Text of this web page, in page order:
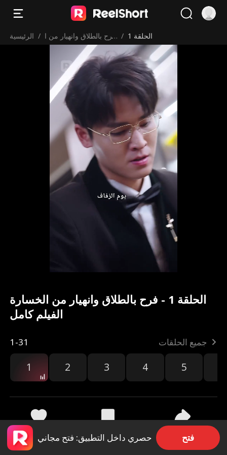
الرئيسية / فرح بالطلاق وانهيار من ا
/ الحلقة 1
الحلقة 1 - فرح بالطلاق وانهيار من الخسارة
الفيلم كامل
1-31 جميع الحلقات
1 2 3 4 5
7.4k 16k مشاركة حصري داخل التطبيق: فتح مجاني فتح